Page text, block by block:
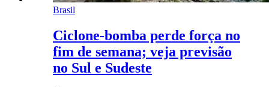
Brasil
Ciclone-bomba perde força no
fim de semana; veja previsão
no Sul e Sudeste